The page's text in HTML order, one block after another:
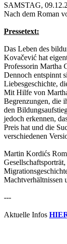
SAMSTAG,
Nach dem Roman
Pressetext:
Das Leben des
Kovačević hat
Professorin Martha
Dennoch entspinnt
Liebesgeschichte,
Mit Hilfe von
Begrenzungen, die
den
jedoch erkennen,
Preis hat und die
verschiedenen
Martin Kordićs
Machtverhältnissen
---
Aktuelle Infos